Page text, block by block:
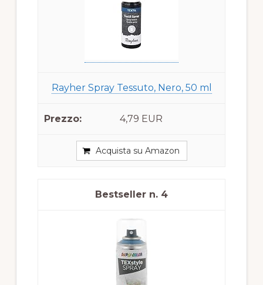
Rayher Spray Tessuto, Nero, 50 ml
4,79 EUR
Acquista su Amazon
4